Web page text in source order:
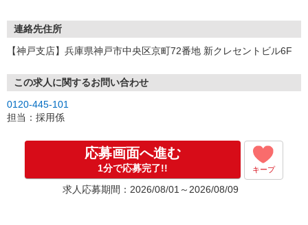
連絡先住所
【神戸支店】兵庫県神戸市中央区京町72番地 新クレセントビル6F
この求人に関するお問い合わせ
0120-445-101
担当：採用係
応募画面へ進む
1分で応募完了!! キープ
求人応募期間：2026/08/01～2026/08/09